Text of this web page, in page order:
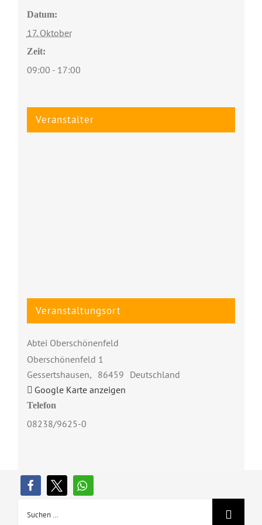
Datum:
17. Oktober
Zeit:
09:00 - 17:00
Veranstalter
Veranstaltungsort
Abtei Oberschönenfeld
Oberschönenfeld 1
Gessertshausen, 86459 Deutschland
Google Karte anzeigen
Telefon
08238/9625-0